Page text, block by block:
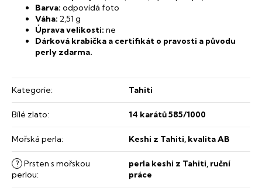
Barva: odpovídá foto
Váha: 2,51 g
Úprava velikosti: ne
Dárková krabička a certifikát o pravosti a původu
perly zdarma.
Kategorie: Tahiti
Bílé zlato: 14 karátů 585/1000
Mořská perla: Keshi z Tahiti, kvalita AB
? Prsten s mořskou
perlou:
perla keshi z Tahiti, ruční
práce